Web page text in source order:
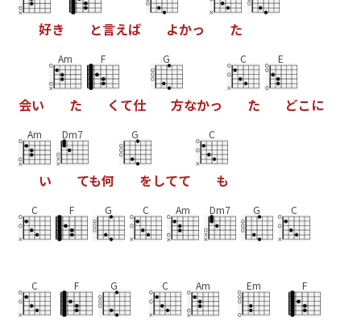
好き と言えば よかっ た
会い
Am
た
F
く て仕
G
方なかっ
C
た
E
どこ に
Am
い
Dm7
ても何
G
をしてて
C
も
C F G C Am Dm7 G C
C F G C Am Em F